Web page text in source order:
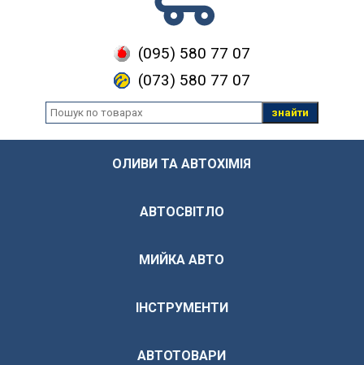
(095) 580 77 07
(073) 580 77 07
знайти
ОЛИВИ ТА АВТОХІМІЯ
АВТОСВІТЛО
МИЙКА АВТО
ІНСТРУМЕНТИ
АВТОТОВАРИ